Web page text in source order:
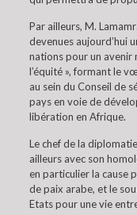
Par ailleurs, M.
devenues aujourd’hui
nations pour un avenir
l’équité », formant le
au sein du Conseil de
pays en voie de
libération en Afrique.
Le chef de la
ailleurs avec son
en particulier la cause
de paix arabe, et le
Etats pour une vie